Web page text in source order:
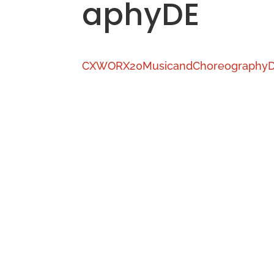
aphyDE